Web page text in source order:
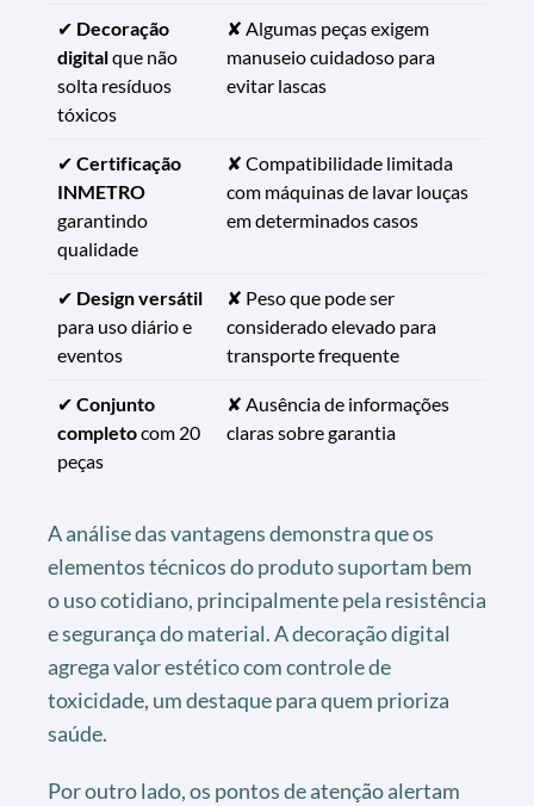
✔ Decoração
digitalque não
solta resíduos
tóxicos
✘ Algumas peças exigem
manuseio cuidadoso para
evitar lascas
✔ Certificação
INMETRO
garantindo
qualidade
✘ Compatibilidade limitada
com máquinas de lavar louças
em determinados casos
✔ Design versátil
para uso diário e
eventos
✘ Peso que pode ser
considerado elevado para
transporte frequente
✔ Conjunto
completocom 20
peças
✘ Ausência de informações
claras sobre garantia
A análise das vantagens demonstra que os
elementos técnicos do produto suportam bem
o uso cotidiano, principalmente pela resistência
e segurança do material. A decoração digital
agrega valor estético com controle de
toxicidade, um destaque para quem prioriza
saúde.
Por outro lado, os pontos de atenção alertam